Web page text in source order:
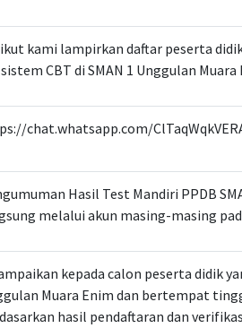
kami lampirkan daftar peserta
CBT di SMAN 1 Unggulan Muara
chat.whatsapp.com/
Hasil Test Mandiri PPDB
melalui akun masing-masing
kepada calon peserta didik
Muara Enim dan bertempat
hasil pendaftaran dan